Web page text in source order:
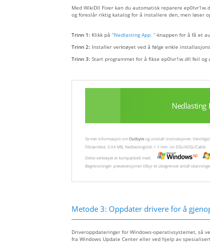
Med WikiDll Fixer kan du automatisk reparere
og foreslår riktig katalog for å installere den, men løser
Trinn 1: Klikk på “Nedlasting App. ”-knappen for å få et
Trinn 2: Installer verktøyet ved å følge enkle
Trinn 3: Start programmet for å fikse ep0lvr1w.dll feil og
Nedlasting
Se mer informasjon omOutbyteog unistall :instruksjoner.
Filstørrelse: 3.04 MB, Nedlastingstid: < 1 min. on DSL/ADSL/Cable
Dette verktøyet er kompatibelt med:
Begrensninger: prøveversjonen tilbyr et ubegrenset antall
Metode 3: Oppdater drivere for å
Driveroppdateringer for Windows-operativsystemet, så
fra Windows Update Center eller ved hjelp av